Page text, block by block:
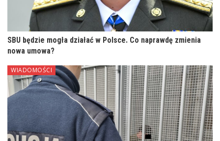
SBU będzie mogła działać w Polsce. Co naprawdę zmienia
nowa umowa?
WIADOMOŚCI